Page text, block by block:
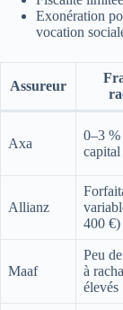
Exonération
vocation
Assureur
Axa
0–3 %
capital
Allianz
400 €)
Maaf
Peu
à
élevés